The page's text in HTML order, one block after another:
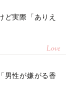
ど実際「ありえ
Love
男性が嫌がる香